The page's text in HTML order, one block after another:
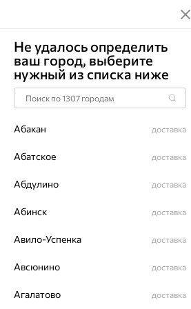
Главная Каталог Часы
Часы, золото,
Артикул:1093.0.1.65B-01
Не удалось определить
ваш город, выберите
нужный из списка ниже
Абакан доставка
Абатское доставка
Абдулино доставка
Абинск доставка
Авило-Успенка доставка
Авсюнино доставка
Агалатово доставка